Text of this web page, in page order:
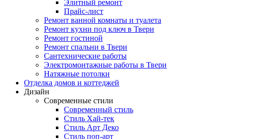
Элитный ремонт
Прайс-лист
Ремонт ванной комнаты и туалета
Ремонт кухни под ключ в Твери
Ремонт гостиной
Ремонт спальни в Твери
Сантехнические работы
Электромонтажные работы в Твери
Натяжные потолки
Отделка домов и коттеджей
Дизайн
Современные стили
Современный стиль
Стиль Хай-тек
Стиль Арт Деко
Стиль поп-арт